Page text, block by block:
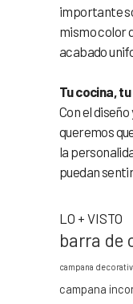
importante
mismo color
acabado
Tu cocina,
Con el diseño
queremos
la
puedan
LO + VISTO
barra de
campana
campana